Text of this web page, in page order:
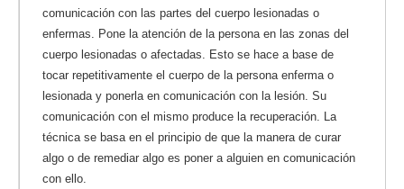
comunicación con las partes del cuerpo lesionadas o
enfermas. Pone la atención de la persona en las zonas del
cuerpo lesionadas o afectadas. Esto se hace a base de
tocar repetitivamente el cuerpo de la persona enferma o
lesionada y ponerla en comunicación con la lesión. Su
comunicación con el mismo produce la recuperación. La
técnica se basa en el principio de que la manera de curar
algo o de remediar algo es poner a alguien en comunicación
con ello.